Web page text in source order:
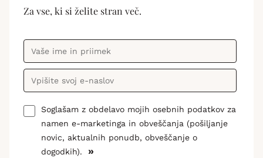
Za vse, ki si želite stran več.
Soglašam z obdelavo mojih osebnih podatkov za
namen e-marketinga in obveščanja (pošiljanje
novic, aktualnih ponudb, obveščanje o
dogodkih).
»